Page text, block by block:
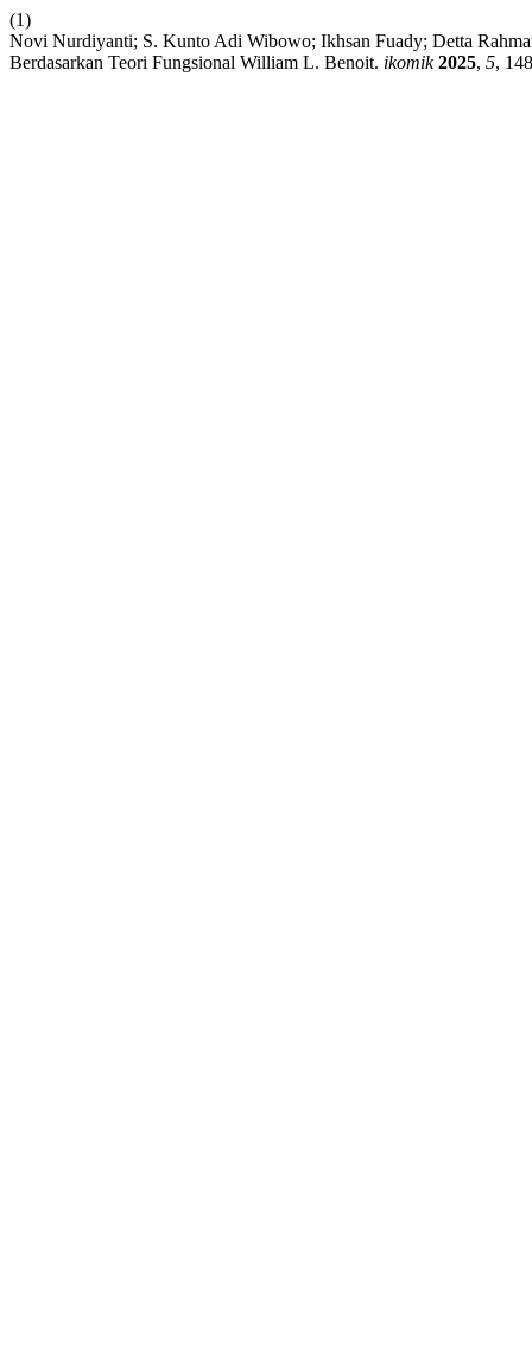
(1)
Novi Nurdiyanti; S. Kunto Adi Wibowo; Ikhsan Fuady; Detta
Berdasarkan Teori Fungsional William L. Benoit. ikomik 2025, 5,